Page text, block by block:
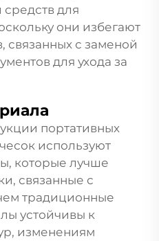
для
они избегают
связанных с заменой
для ухода за
портативных
используют
которые лучше
связанные с
традиционные
устойчивы к
изменениям